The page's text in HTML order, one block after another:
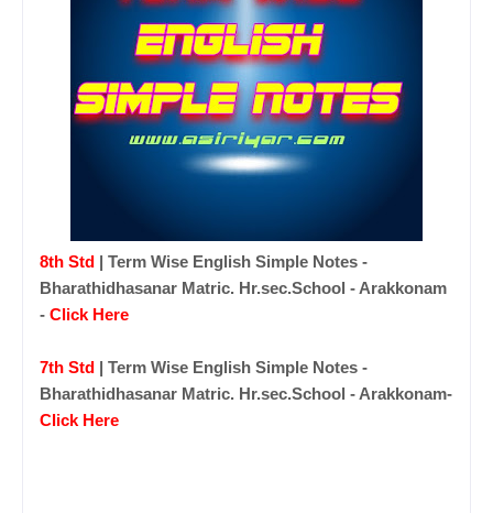
8th Std | Term Wise English Simple Notes -
Bharathidhasanar Matric. Hr.sec.School - Arakkonam
- Click Here
7th Std | Term Wise English Simple Notes -
Bharathidhasanar Matric. Hr.sec.School - Arakkonam-
Click Here